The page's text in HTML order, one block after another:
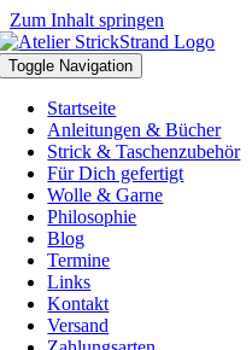
Zum Inhalt springen
Toggle Navigation
Startseite
Anleitungen & Bücher
Strick & Taschenzubehör
Für Dich gefertigt
Wolle & Garne
Philosophie
Blog
Termine
Links
Kontakt
Versand